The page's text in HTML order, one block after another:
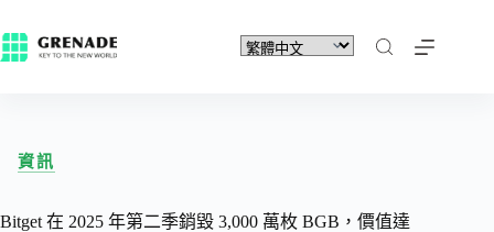
資訊
Bitget 在 2025 年第二季銷毀 3,000 萬枚 BGB，價值達